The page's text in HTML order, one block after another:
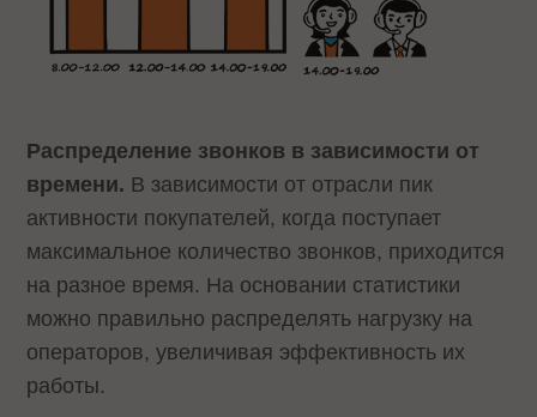
Распределение звонков в зависимости от
времени. В зависимости от отрасли пик
активности покупателей, когда поступает
максимальное количество звонков, приходится
на разное время. На основании статистики
можно правильно распределять нагрузку на
операторов, увеличивая эффективность их
работы.